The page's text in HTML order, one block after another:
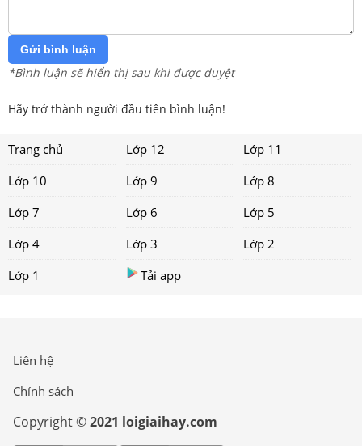
Gửi bình luận
*Bình luận sẽ hiển thị sau khi được duyệt
Hãy trở thành người đầu tiên bình luận!
Trang chủ Lớp 12
Lớp 11
Lớp 10
Lớp 9
Lớp 8
Lớp 7
Lớp 6
Lớp 5
Lớp 4
Lớp 3
Lớp 2
Lớp 1
Tải app
Liên hệ
Chính sách
Copyright ©2021 loigiaihay.com